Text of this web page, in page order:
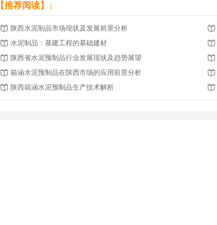
【推荐阅读】↓
陕西水泥制品市场现状及发展前景分析
水泥制品：基建工程的基础建材
陕西省水泥预制品行业发展现状及趋势展望
箱涵水泥预制品在陕西市场的应用前景分析
陕西箱涵水泥预制品生产技术解析